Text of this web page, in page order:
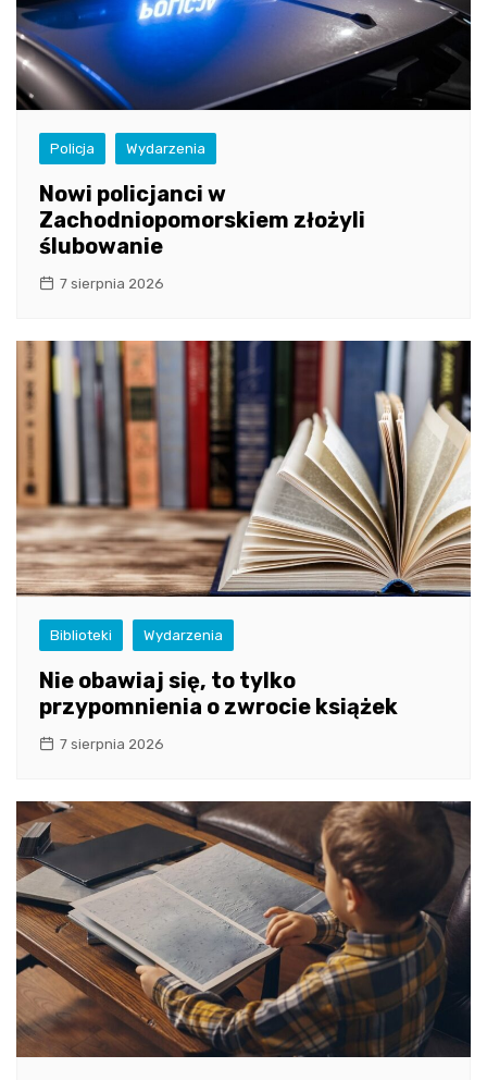
Policja Wydarzenia
Nowi policjanci w
Zachodniopomorskiem złożyli
ślubowanie
7 sierpnia 2026
Biblioteki Wydarzenia
Nie obawiaj się, to tylko
przypomnienia o zwrocie książek
7 sierpnia 2026